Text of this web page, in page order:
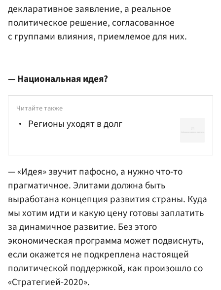
декларативное заявление, а реальное
политическое решение, согласованное
с группами влияния, приемлемое для них.
— Национальная идея?
Читайте также
Регионы уходят в долг
— «Идея» звучит пафосно, а нужно что-то
прагматичное. Элитами должна быть
выработана концепция развития страны. Куда
мы хотим идти и какую цену готовы заплатить
за динамичное развитие. Без этого
экономическая программа может подвиснуть,
если окажется не подкреплена настоящей
политической поддержкой, как произошло со
«Стратегией-2020».